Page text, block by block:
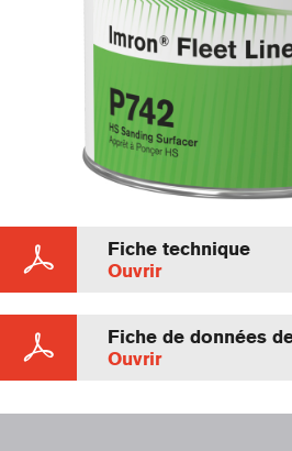
Fiche technique
Ouvrir
Fiche de données
Ouvrir